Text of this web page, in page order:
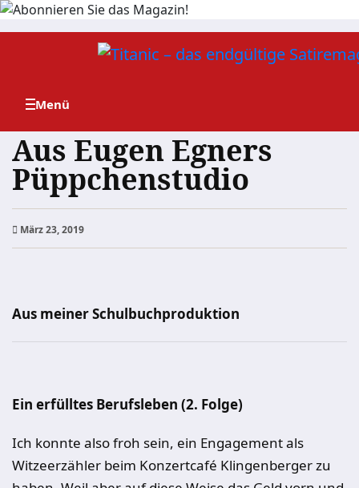
Zum
Aus Eugen Egners
Püppchenstudio
März 23, 2019
Aus meiner Schulbuchproduktion
Ein erfülltes Berufsleben (2. Folge)
Ich konnte also froh sein, ein Engagement als
Witzeerzähler beim Konzertcafé Klingenberger zu